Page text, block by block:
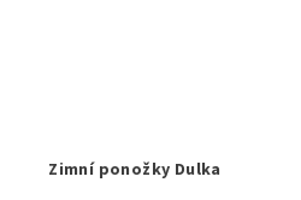
Zimní ponožky Dulka